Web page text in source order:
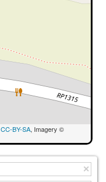
CC-BY-SA, Imagery ©